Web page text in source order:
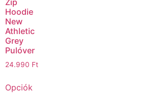
Zip
Hoodie
New
Athletic
Grey
Pulóver
24.990 Ft
Opciók